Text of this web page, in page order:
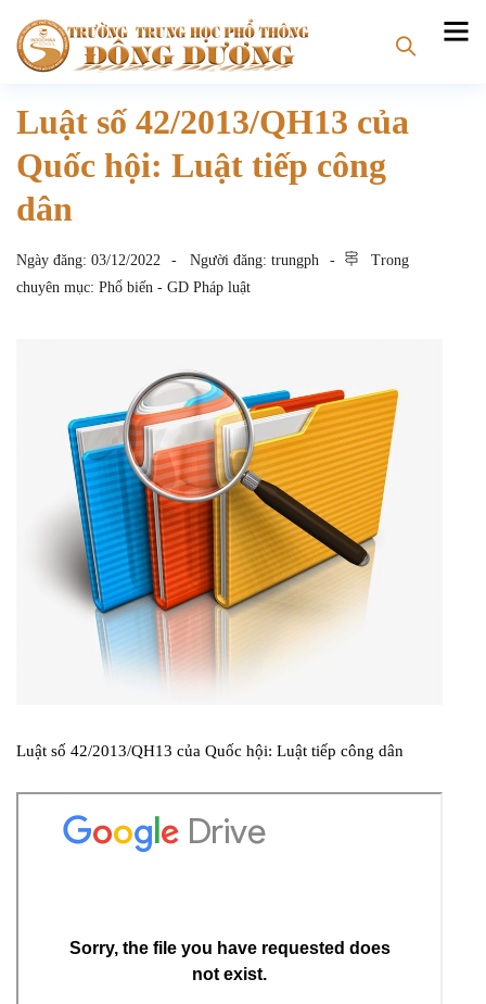
Luật số 42/2013/QH13 của
Quốc hội: Luật tiếp công
dân
Ngày đăng: 03/12/2022 Người đăng: trungph
Trong
chuyên mục: Phổ biến - GD Pháp luật
Luật số 42/2013/QH13 của Quốc hội: Luật tiếp công dân